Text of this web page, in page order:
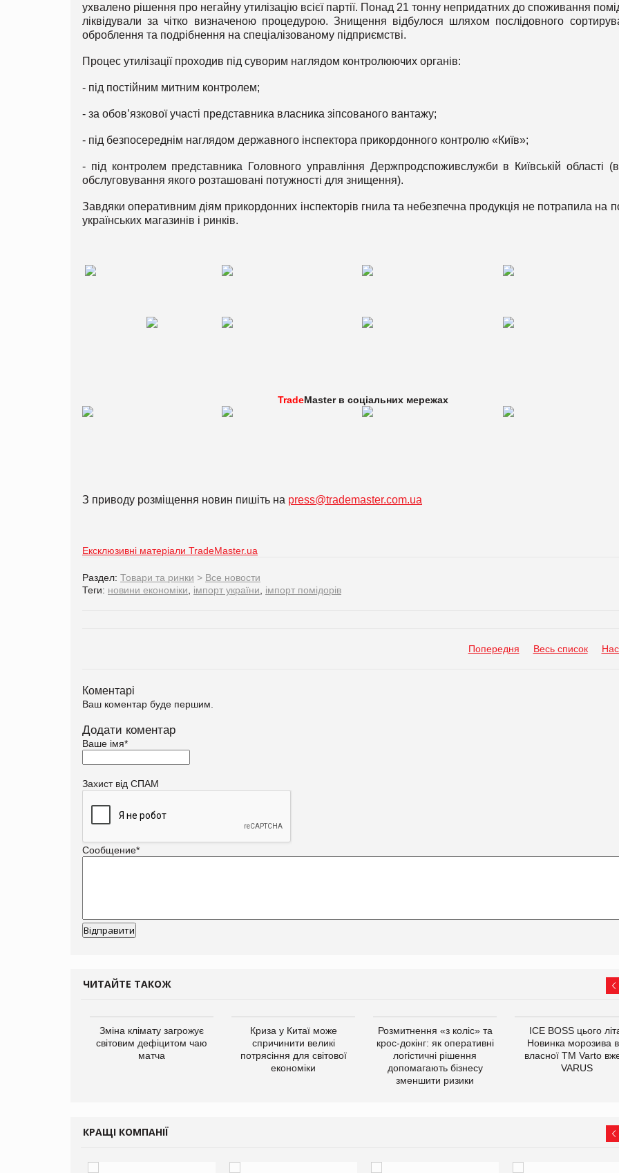
ухвалено рішення про негайну утилізацію всієї партії. Понад 21 тонну непридатних до споживання
ліквідували за чітко визначеною процедурою. Знищення відбулося шляхом послідовного
оброблення та подрібнення на спеціалізованому підприємстві.
Процес утилізації проходив під суворим наглядом контролюючих органів:
- під постійним митним контролем;
- за обов’язкової участі представника власника зіпсованого вантажу;
- під безпосереднім наглядом державного інспектора прикордонного контролю «Київ»;
- під контролем представника Головного управління Держпродспоживслужби в Київській області (в
обслуговування якого розташовані потужності для знищення).
Завдяки оперативним діям прикордонних інспекторів гнила та небезпечна продукція не потрапила на
українських магазинів і ринків.
TradeMaster в соціальних мережах
З приводу розміщення новин пишіть на press@trademaster.com.ua
Ексклюзивні матеріали TradeMaster.ua
Раздел: Товари та ринки > Все новости
Теги: новини економіки імпорт україни імпорт помідорів
Попередня Весь список
Коментарі
Ваш коментар буде першим.
Додати коментар
Ваше імя*
Захист від СПАМ
Сообщение*
ЧИТАЙТЕ ТАКОЖ
Зміна клімату загрожує
світовим дефіцитом чаю
матча
Криза у Китаї може
спричинити великі
потрясіння для світової
економіки
Розмитнення «з коліс» та
крос-докінг: як оперативні
логістичні рішення
допомагають бізнесу
зменшити ризики
ICE BOSS цього
Новинка морозива
власної ТМ Varto
VARUS
КРАЩІ КОМПАНІЇ